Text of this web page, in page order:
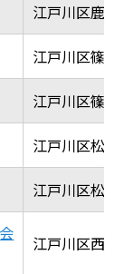
江戸川区鹿
江戸川区篠
江戸川区篠
江戸川区松
江戸川区松
江戸川区西